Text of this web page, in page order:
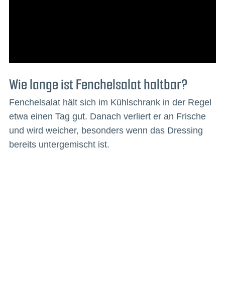
Wie lange ist Fenchelsalat haltbar?
Fenchelsalat hält sich im Kühlschrank in der Regel
etwa einen Tag gut. Danach verliert er an Frische
und wird weicher, besonders wenn das Dressing
bereits untergemischt ist.